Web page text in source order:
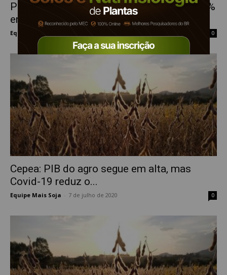
PIB do agronegócio tem expansão de 6,75%
em 2020
Equipe Mais Soja 0
Cepea: PIB do agro segue em alta, mas
Covid-19 reduz o...
Equipe Mais Soja 7 de julho de 2020 0